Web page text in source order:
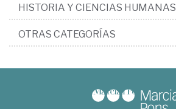
HISTORIA Y CIENCIAS HUMANAS
OTRAS CATEGORÍAS